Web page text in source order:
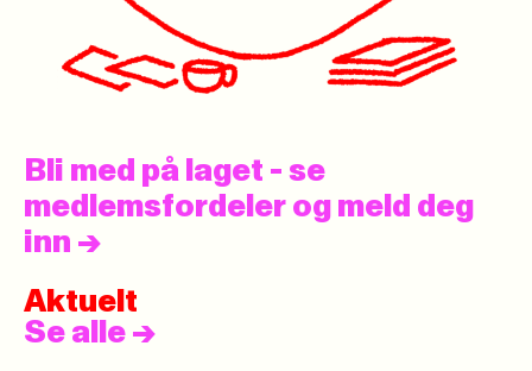
Bli med på laget - se
medlemsfordeler og meld deg
inn ->
Aktuelt
Se alle ->